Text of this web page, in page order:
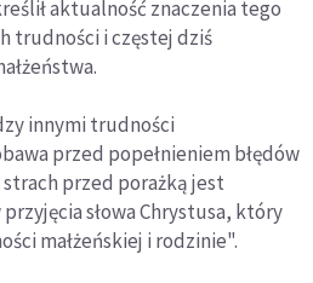
aktualność znaczenia tego
trudności i częstej dziś
innymi trudności
przed popełnieniem błędów
przed porażką jest
słowa Chrystusa, który
małżeńskiej i rodzinie".